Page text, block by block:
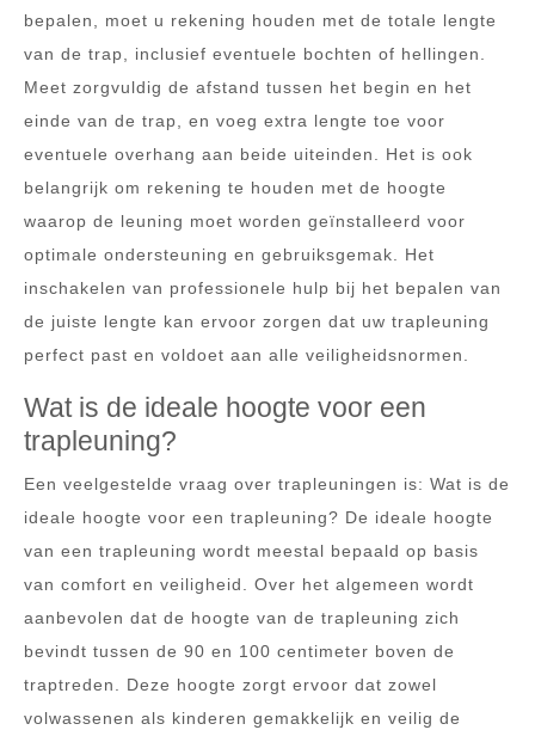
bepalen, moet u rekening houden met de totale lengte
van de trap, inclusief eventuele bochten of hellingen.
Meet zorgvuldig de afstand tussen het begin en het
einde van de trap, en voeg extra lengte toe voor
eventuele overhang aan beide uiteinden. Het is ook
belangrijk om rekening te houden met de hoogte
waarop de leuning moet worden geïnstalleerd voor
optimale ondersteuning en gebruiksgemak. Het
inschakelen van professionele hulp bij het bepalen van
de juiste lengte kan ervoor zorgen dat uw trapleuning
perfect past en voldoet aan alle veiligheidsnormen.
Wat is de ideale hoogte voor een
trapleuning?
Een veelgestelde vraag over trapleuningen is: Wat is de
ideale hoogte voor een trapleuning? De ideale hoogte
van een trapleuning wordt meestal bepaald op basis
van comfort en veiligheid. Over het algemeen wordt
aanbevolen dat de hoogte van de trapleuning zich
bevindt tussen de 90 en 100 centimeter boven de
traptreden. Deze hoogte zorgt ervoor dat zowel
volwassenen als kinderen gemakkelijk en veilig de